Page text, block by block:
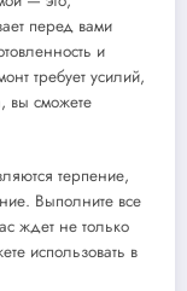
перед вами
и
требует усилий,
вы сможете
терпение,
Выполните все
ждет не только
использовать в